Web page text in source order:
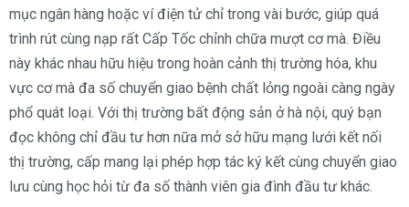
mục ngân hàng hoặc ví điện tử chỉ trong vài bước, giúp quá
trình rút cùng nạp rất Cấp Tốc chỉnh chữa mượt cơ mà. Điều
này khác nhau hữu hiệu trong hoàn cảnh thị trường hóa, khu
vực cơ mà đa số chuyển giao bệnh chất lỏng ngoài càng ngày
phổ quát loại. Với thị trường bất động sản ở hà nội, quý bạn
đọc không chỉ đầu tư hơn nữa mở sở hữu mạng lưới kết nối
thị trường, cấp mang lại phép hợp tác ký kết cùng chuyển giao
lưu cùng học hỏi từ đa số thành viên gia đình đầu tư khác.